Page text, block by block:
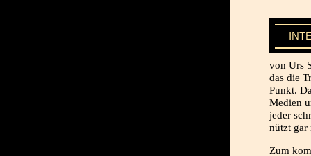
von Urs
das die
Punkt.
Medien
jeder
nützt
Zum